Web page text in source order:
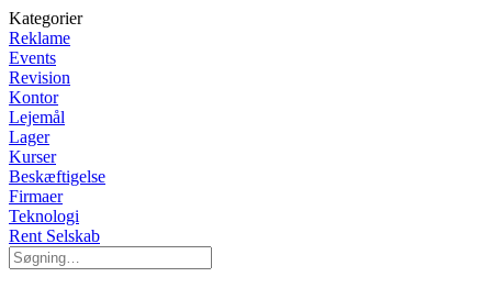
Kategorier
Reklame
Events
Revision
Kontor
Lejemål
Lager
Kurser
Beskæftigelse
Firmaer
Teknologi
Rent Selskab